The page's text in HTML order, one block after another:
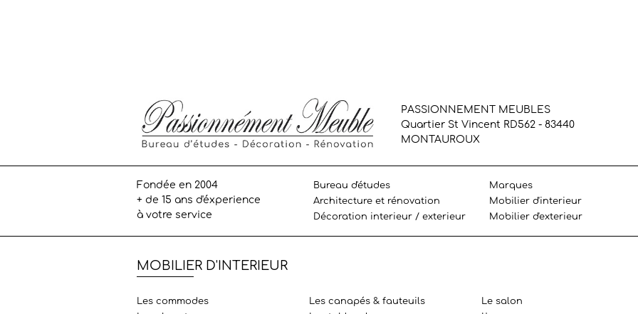
PASSIONNEMENT MEUBLES
Quartier St Vincent RD562 - 83440
MONTAUROUX
Fondée en 2004
+ de 15 ans d'éxperience
à votre service
Bureau d'études
Architecture et rénovation
Décoration interieur / exterieur
Marques
Mobilier d'interieur
Mobilier d'exterieur
MOBILIER D'INTERIEUR
Les commodes
Les canapés & fauteuils
Le salon